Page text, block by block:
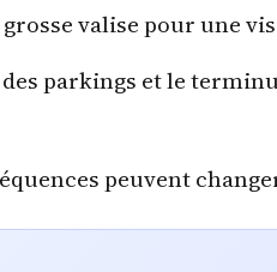
valise pour une
parkings et le
peuvent